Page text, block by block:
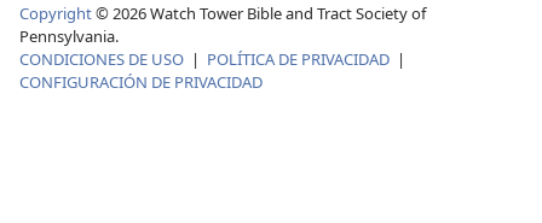
Copyright© 2026Watch Tower Bible and Tract Society of
Pennsylvania.
CONDICIONES DE USO | POLÍTICA DE PRIVACIDAD |
CONFIGURACIÓN DE PRIVACIDAD